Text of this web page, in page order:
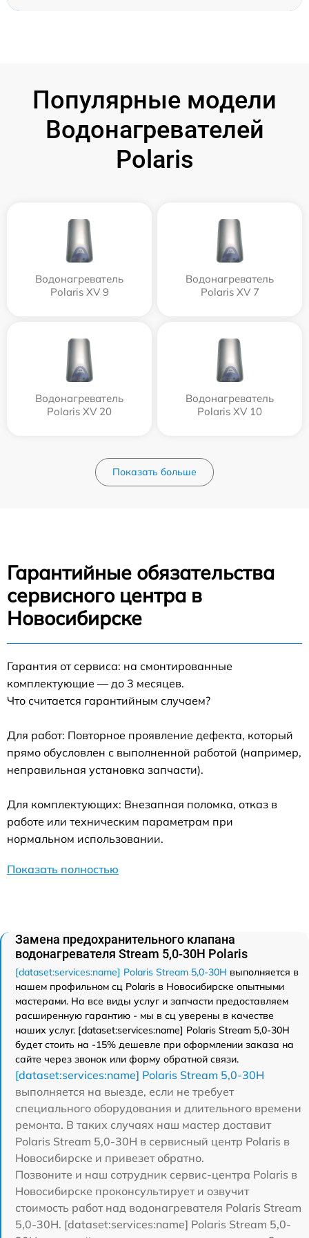
Популярные модели
Водонагревателей
Polaris
Водонагреватель
Polaris XV 9
Водонагреватель
Polaris XV 7
Водонагреватель
Polaris XV 20
Водонагреватель
Polaris XV 10
Показать больше
Гарантийные обязательства
сервисного центра в
Новосибирске
Гарантия от сервиса: на смонтированные
комплектующие — до 3 месяцев.
Что считается гарантийным случаем?
Для работ: Повторное проявление дефекта, который
прямо обусловлен с выполненной работой (например,
неправильная установка запчасти).
Для комплектующих: Внезапная поломка, отказ в
работе или техническим параметрам при
нормальном использовании.
Показать полностью
Замена предохранительного клапана
водонагревателя Stream 5,0-30H Polaris
[dataset:services:name] Polaris Stream 5,0-30H выполняется в
нашем профильном сц Polaris в Новосибирске опытными
мастерами. На все виды услуг и запчасти предоставляем
расширенную гарантию - мы в сц уверены в качестве
наших услуг. [dataset:services:name] Polaris Stream 5,0-30H
будет стоить на -15% дешевле при оформлении заказа на
сайте через звонок или форму обратной связи.
[dataset:services:name] Polaris Stream 5,0-30H
выполняется на выезде, если не требует
специального оборудования и длительного времени
ремонта. В таких случаях наш мастер доставит
Polaris Stream 5,0-30H в сервисный центр Polaris в
Новосибирске и привезет обратно.
Позвоните и наш сотрудник сервис-центра Polaris в
Новосибирске проконсультирует и озвучит
стоимость работ над водонагревателя Polaris Stream
5,0-30H. [dataset:services:name] Polaris Stream 5,0-